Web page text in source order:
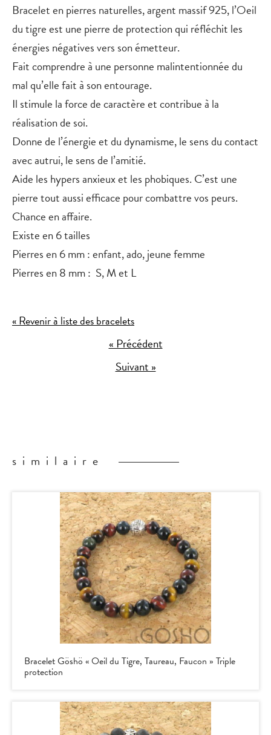
Bracelet en pierres naturelles, argent massif 925, l’Oeil
du tigreest une pierre de protection qui réfléchit les
énergies négatives vers son émetteur.
Fait comprendre à une personne malintentionnée du
mal qu’elle fait à son entourage.
Il stimule la force de caractère et contribue à la
réalisation de soi.
Donne de l’énergie et du dynamisme, le sens du contact
avec autrui, le sens de l’amitié.
Aide les hypers anxieux et les phobiques. C’est une
pierre tout aussi efficace pour combattre vos peurs.
Chance en affaire.
Existe en 6 tailles
Pierres en 6 mm : enfant, ado, jeune femme
Pierres en 8 mm : S, M et L
« Revenir à liste des bracelets
« Précédent
Suivant »
similaire
Bracelet Göshö « Oeil du Tigre, Taureau, Faucon » Triple
protection